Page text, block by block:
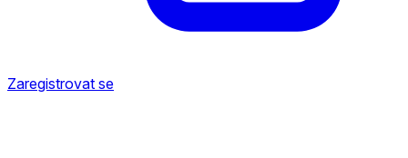
Zaregistrovat se